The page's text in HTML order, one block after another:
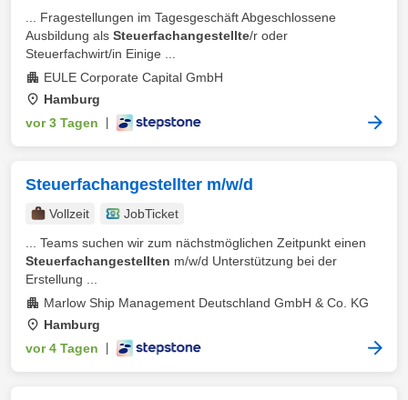
... Fragestellungen im Tagesgeschäft Abgeschlossene
Ausbildung als Steuerfachangestellte/r oder
Steuerfachwirt/in Einige ...
EULE Corporate Capital GmbH
Hamburg
vor 3 Tagen
Steuerfachangestellter m/w/d
Vollzeit
JobTicket
... Teams suchen wir zum nächstmöglichen Zeitpunkt einen
Steuerfachangestellten m/w/d Unterstützung bei der
Erstellung ...
Marlow Ship Management Deutschland GmbH & Co. KG
Hamburg
vor 4 Tagen